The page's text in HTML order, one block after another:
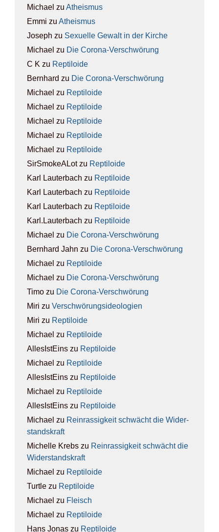
Michael zu Athe­is­mus
Emmi zu Athe­is­mus
Joseph zu Sexu­el­le Gewalt in der Kir­che
Michael zu Die Coro­na-Ver­schwö­rung
C K zu Rep­ti­lo­ide
Bernhard zu Die Coro­na-Ver­schwö­rung
Michael zu Rep­ti­lo­ide
Michael zu Rep­ti­lo­ide
Michael zu Rep­ti­lo­ide
Michael zu Rep­ti­lo­ide
Michael zu Rep­ti­lo­ide
SirSmokeALotzu Rep­ti­lo­ide
Karl Lauterbach zu Rep­ti­lo­ide
Karl Lauterbach zu Rep­ti­lo­ide
Karl Lauterbach zu Rep­ti­lo­ide
Karl.Lauterbach zu Rep­ti­lo­ide
Michael zu Die Coro­na-Ver­schwö­rung
Bernhard Jahn zu Die Coro­na-Ver­schwö­rung
Michael zu Rep­ti­lo­ide
Michael zu Die Coro­na-Ver­schwö­rung
Timo zu Die Coro­na-Ver­schwö­rung
Miri zu Ver­schwö­rungs­ideo­lo­gien
Miri zu Rep­ti­lo­ide
Michael zu Rep­ti­lo­ide
AllesIstEins zu Rep­ti­lo­ide
Michael zu Rep­ti­lo­ide
AllesIstEins zu Rep­ti­lo­ide
Michael zu Rep­ti­lo­ide
AllesIstEins zu Rep­ti­lo­ide
Michael zu Rein­ras­sig­keit schwächt die Wider­
stands­kraft
Michelle Krebs zu Rein­ras­sig­keit schwächt die
Wider­stands­kraft
Michael zu Rep­ti­lo­ide
Turtle zu Rep­ti­lo­ide
Michael zu Fleisch
Michael zu Rep­ti­lo­ide
Hans Jonas zu Rep­ti­lo­ide